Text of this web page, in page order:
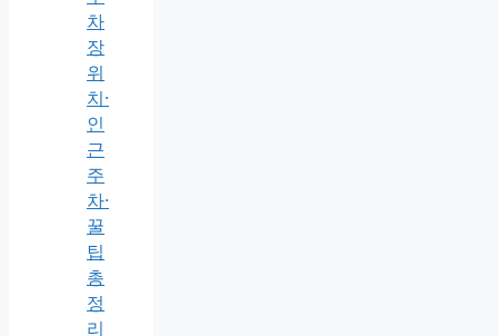
차
장
위
치·
인
근
주
차·
꿀
팁
총
정
리